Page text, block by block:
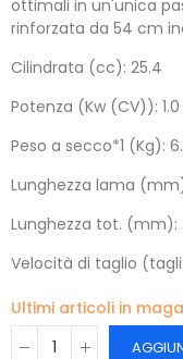
ottimali in un'unica
rinforzata da 54 cm
Cilindrata (cc): 25.4
Potenza (Kw (CV)): 1.0
Peso a secco*1 (Kg):
Lunghezza lama
Lunghezza tot. (mm):
Velocità di taglio
Ultimi articoli in